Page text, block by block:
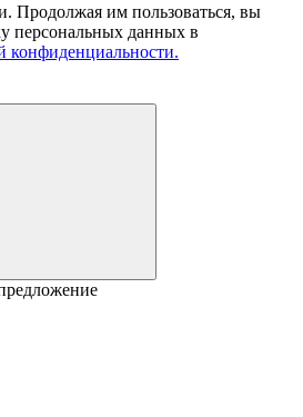
Продолжая им пользоваться, вы
персональных данных в
конфиденциальности.